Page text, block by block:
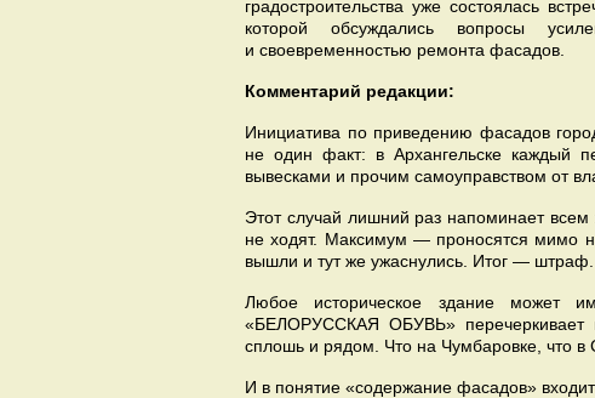
градостроительства уже состоялась
которой обсуждались вопросы
и своевременностью ремонта фасадов.
Комментарий редакции:
Инициатива по приведению фасадов
не один факт: в Архангельске каждый
вывесками и прочим самоуправством от
Этот случай лишний раз напоминает
не ходят. Максимум — проносятся мимо
вышли и тут же ужаснулись. Итог — штраф.
Любое историческое здание может
«БЕЛОРУССКАЯ ОБУВЬ» перечеркивает
сплошь и рядом. Что на Чумбаровке, что в
И в понятие «содержание фасадов»